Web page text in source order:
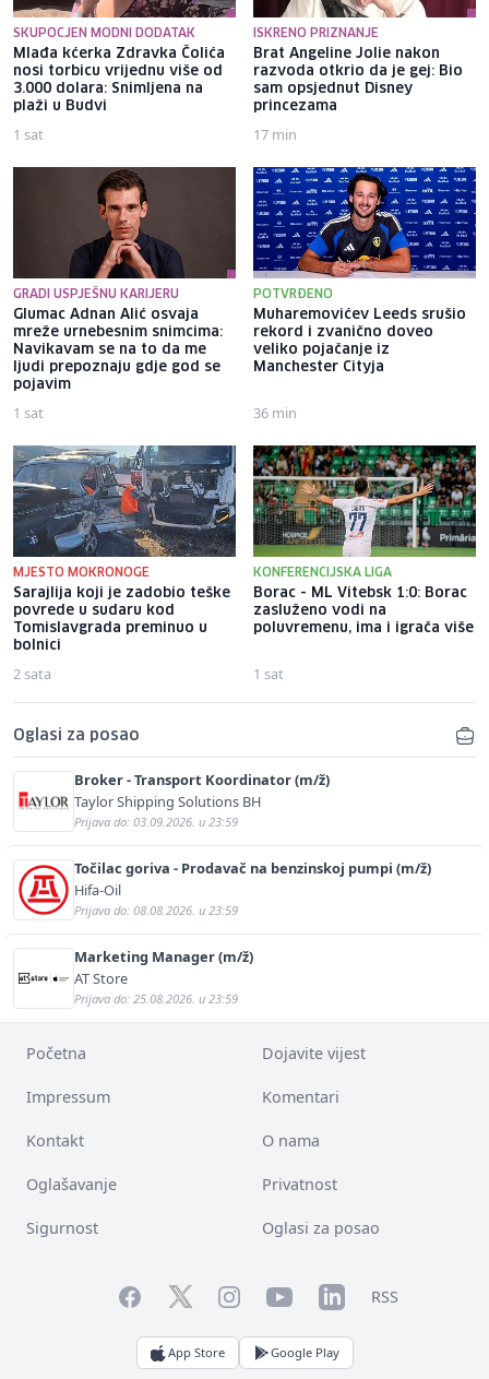
SKUPOCJEN MODNI DODATAK
Mlađa kćerka Zdravka Čolića
nosi torbicu vrijednu više od
3.000 dolara: Snimljena na
plaži u Budvi
1 sat
ISKRENO PRIZNANJE
Brat Angeline Jolie nakon
razvoda otkrio da je gej: Bio
sam opsjednut Disney
princezama
17 min
GRADI USPJEŠNU KARIJERU
Glumac Adnan Alić osvaja
mreže urnebesnim snimcima:
Navikavam se na to da me
ljudi prepoznaju gdje god se
pojavim
1 sat
POTVRĐENO
Muharemovićev Leeds srušio
rekord i zvanično doveo
veliko pojačanje iz
Manchester Cityja
36 min
MJESTO MOKRONOGE
Sarajlija koji je zadobio teške
povrede u sudaru kod
Tomislavgrada preminuo u
bolnici
2 sata
KONFERENCIJSKA LIGA
Borac - ML Vitebsk 1:0: Borac
zasluženo vodi na
poluvremenu, ima i igrača više
1 sat
Oglasi za posao
Broker - Transport Koordinator (m/ž)
Taylor Shipping Solutions BH
Prijava do: 03.09.2026. u 23:59
Točilac goriva - Prodavač na benzinskoj pumpi (m/ž)
Hifa-Oil
Prijava do: 08.08.2026. u 23:59
Marketing Manager (m/ž)
AT Store
Prijava do: 25.08.2026. u 23:59
Početna Dojavite vijest
Impressum Komentari
Kontakt O nama
Oglašavanje Privatnost
Sigurnost Oglasi za posao
FacebookTwitterInstagramYouTubeLinkedInRSS
App Store Google Play